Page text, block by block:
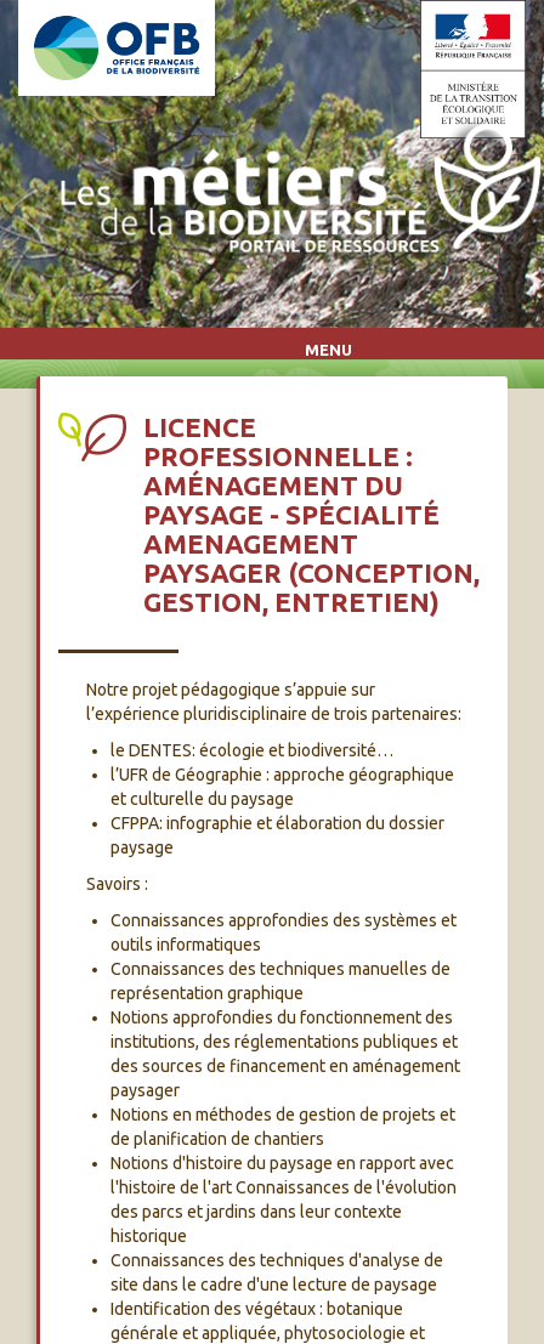
Aller au contenu principal
MENU
LICENCE
PROFESSIONNELLE :
AMÉNAGEMENT DU
PAYSAGE - SPÉCIALITÉ
AMENAGEMENT
PAYSAGER (CONCEPTION,
GESTION, ENTRETIEN)
Notre projet pédagogique s’appuie sur
l’expérience pluridisciplinaire de trois partenaires:
le DENTES: écologie et biodiversité…
l’UFR de Géographie : approche géographique
et culturelle du paysage
CFPPA: infographie et élaboration du dossier
paysage
Savoirs :
Connaissances approfondies des systèmes et
outils informatiques
Connaissances des techniques manuelles de
représentation graphique
Notions approfondies du fonctionnement des
institutions, des réglementations publiques et
des sources de financement en aménagement
paysager
Notions en méthodes de gestion de projets et
de planification de chantiers
Notions d'histoire du paysage en rapport avec
l'histoire de l'art Connaissances de l'évolution
des parcs et jardins dans leur contexte
historique
Connaissances des techniques d'analyse de
site dans le cadre d'une lecture de paysage
Identification des végétaux : botanique
générale et appliquée, phytosociologie et